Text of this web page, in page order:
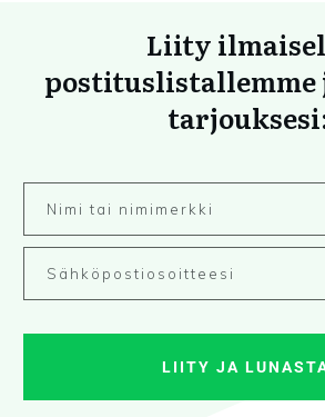
Liity
postituslistallemme
LIITY JA